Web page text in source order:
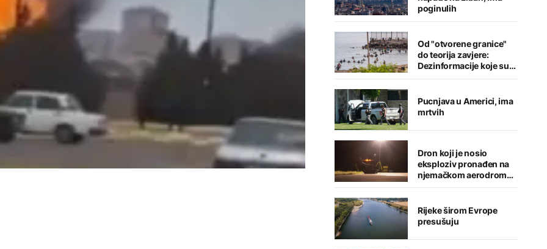
poginulih
Od "otvorene granice"
do teorija zavjere:
Dezinformacije koje su
pratile krizu u Seuti
Pucnjava u Americi, ima
mrtvih
Dron koji je nosio
eksploziv pronađen na
njemačkom aerodromu,
sumnja se na Rusiju
Rijeke širom Evrope
presušuju